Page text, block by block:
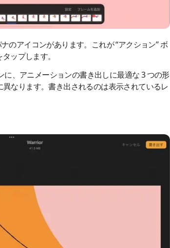
のアイコンがあります。これが “アクション” ボ
ップします。
に、アニメーションの書き出しに最適な 3 つの形
なります。書き出されるのは表示されているレ